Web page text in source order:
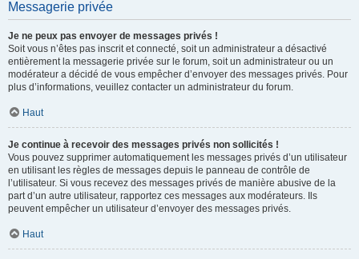
Messagerie privée
Je ne peux pas envoyer de messages privés !
Soit vous n’êtes pas inscrit et connecté, soit un administrateur a désactivé
entièrement la messagerie privée sur le forum, soit un administrateur ou un
modérateur a décidé de vous empêcher d’envoyer des messages privés. Pour
plus d’informations, veuillez contacter un administrateur du forum.
Haut
Je continue à recevoir des messages privés non sollicités !
Vous pouvez supprimer automatiquement les messages privés d’un utilisateur
en utilisant les règles de messages depuis le panneau de contrôle de
l’utilisateur. Si vous recevez des messages privés de manière abusive de la
part d’un autre utilisateur, rapportez ces messages aux modérateurs. Ils
peuvent empêcher un utilisateur d’envoyer des messages privés.
Haut